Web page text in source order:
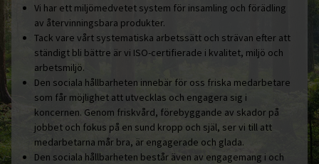
Vi har ett miljömedvetet system för insamling och förädling
av återvinningsbara produkter.
Tack vare vårt systematiska arbetssätt och strävan efter att
ständigt bli bättre är vi ISO-certifierade i kvalitet, miljö och
arbetsmiljö.
Den sociala hållbarheten innebär för oss friska medarbetare
som får möjlighet att utvecklas och engagera sig i
koncernen. Genom friskvård, förebyggande av skador på
jobbet och fokus på en sund kropp och själ, ser vi till att
medarbetarna mår bra, är engagerade och glada.
Den sociala hållbarheten består även av engagemang i och